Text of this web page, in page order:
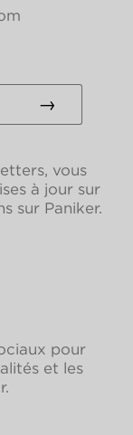
vous
à jour sur
sur Paniker.
pour
et les